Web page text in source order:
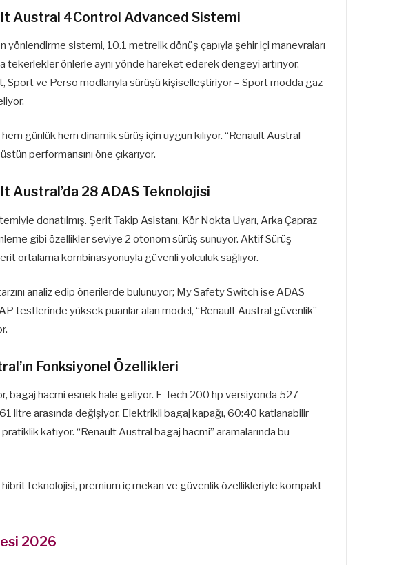
Austral 4Control Advanced Sistemi
sistemi, 10.1 metrelik dönüş çapıyla şehir içi manevraları
tekerlekler önlerle aynı yönde hareket ederek dengeyi artırıyor.
Sport ve Perso modlarıyla sürüşü kişiselleştiriyor – Sport modda gaz
günlük hem dinamik sürüş için uygun kılıyor. “Renault Austral
performansını öne çıkarıyor.
Austral’da 28 ADAS Teknolojisi
donatılmış. Şerit Takip Asistanı, Kör Nokta Uyarı, Arka Çapraz
gibi özellikler seviye 2 otonom sürüş sunuyor. Aktif Sürüş
ortalama kombinasyonuyla güvenli yolculuk sağlıyor.
analiz edip önerilerde bulunuyor; My Safety Switch ise ADAS
testlerinde yüksek puanlar alan model, “Renault Austral güvenlik”
Fonksiyonel Özellikleri
bagaj hacmi esnek hale geliyor. E-Tech 200 hp versiyonda 527-
litre arasında değişiyor. Elektrikli bagaj kapağı, 60:40 katlanabilir
katıyor. “Renault Austral bagaj hacmi” aramalarında bu
hibrit teknolojisi, premium iç mekan ve güvenlik özellikleriyle kompakt
2026